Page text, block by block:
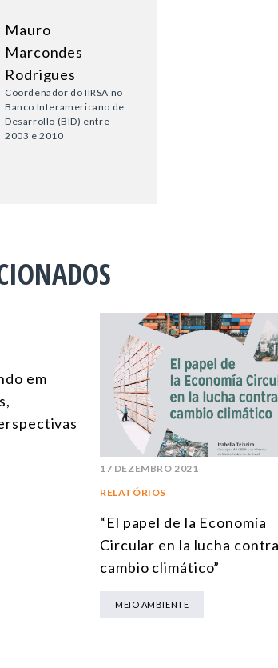
Mauro
Marcondes
Rodrigues
Coordenador do IIRSA no
Banco Interamericano de
Desarrollo (BID) entre
2003 e 2010
em
17 DEZEMBRO 2021
RELATÓRIOS
“El papel de la Economía
Circular en la lucha
cambio climático”
MEIO AMBIENTE